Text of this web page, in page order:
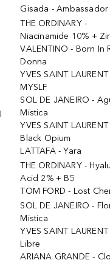
Gisada - Ambassador
THE ORDINARY -
Niacinamide 10% +
VALENTINO - Born In
Donna
YVES SAINT LAURENT
MYSLF
SOL DE JANEIRO -
Mistica
YVES SAINT LAURENT
Black Opium
LATTAFA - Yara
THE ORDINARY -
Acid 2% + B5
TOM FORD - Lost
SOL DE JANEIRO -
Mistica
YVES SAINT LAURENT
Libre
ARIANA GRANDE -